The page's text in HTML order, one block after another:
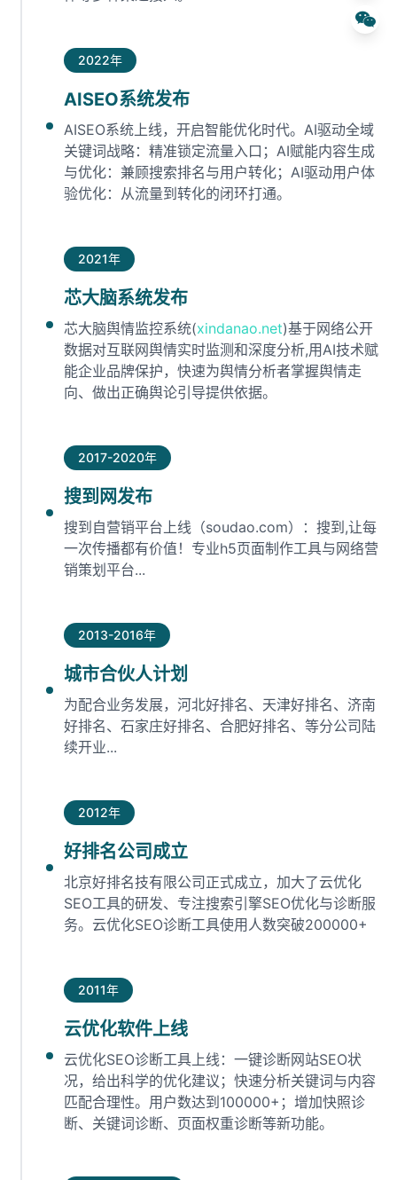
2022年
AISEO系统发布
AISEO系统上线，开启智能优化时代。AI驱动全域
关键词战略：精准锁定流量入口；AI赋能内容生成
与优化：兼顾搜索排名与用户转化；AI驱动用户体
验优化：从流量到转化的闭环打通。
2021年
芯大脑系统发布
芯大脑舆情监控系统(xindanao.net)基于网络公开
数据对互联网舆情实时监测和深度分析,用AI技术赋
能企业品牌保护，快速为舆情分析者掌握舆情走
向、做出正确舆论引导提供依据。
2017-2020年
搜到网发布
搜到自营销平台上线（soudao.com）：搜到,让每
一次传播都有价值！专业h5页面制作工具与网络营
销策划平台...
2013-2016年
城市合伙人计划
为配合业务发展，河北好排名、天津好排名、济南
好排名、石家庄好排名、合肥好排名、等分公司陆
续开业...
2012年
好排名公司成立
北京好排名技有限公司正式成立，加大了云优化
SEO工具的研发、专注搜索引擎SEO优化与诊断服
务。云优化SEO诊断工具使用人数突破200000+
2011年
云优化软件上线
云优化SEO诊断工具上线：一键诊断网站SEO状
况，给出科学的优化建议；快速分析关键词与内容
匹配合理性。用户数达到100000+；增加快照诊
断、关键词诊断、页面权重诊断等新功能。